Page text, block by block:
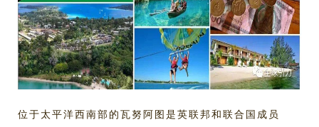
位于太平洋西南部的瓦努阿图是英联邦和联合国成员